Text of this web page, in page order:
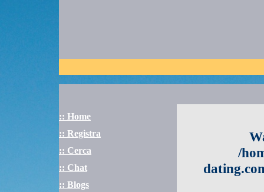
:: Home
:: Registra
:: Cerca
:: Chat
:: Blogs
/